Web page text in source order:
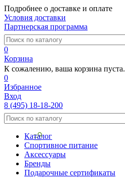
Подробнее о доставке и оплате
Условия доставки
Партнерская программа
0
Корзина
К сожалению, ваша корзина пуста.
0
Избранное
Вход
8 (495) 18-18-200
Каталог
Спортивное питание
Аксессуары
Бренды
Подарочные сертификаты